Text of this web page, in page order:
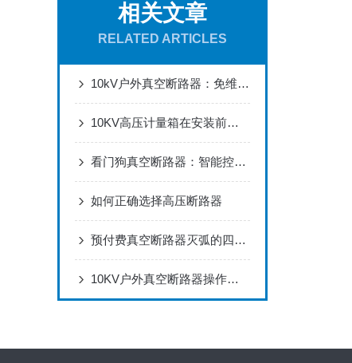
相关文章
RELATED ARTICLES
10kV户外真空断路器：免维护设计，适配电网架空线路分合闸
10KV高压计量箱在安装前必须做检查
看门狗真空断路器：智能控制，开启配电自动化新时代
如何正确选择高压断路器
预付费真空断路器灭弧的四种方法
10KV户外真空断路器操作全流程：安装调试、分合闸操作与状态检查